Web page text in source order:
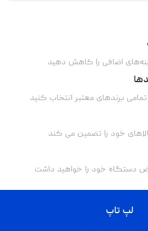
اضافی را کاهش دهید
برندهای معتبر انتخاب کنید
خود را تضمین می کند
دستگاه خود را خواهید داشت
لپ تاپ